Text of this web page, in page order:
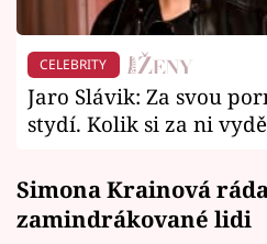
CELEBRITY
Jaro Slávik: Za svou
stydí. Kolik si za ni
Simona Krainová
zamindrákované lidi